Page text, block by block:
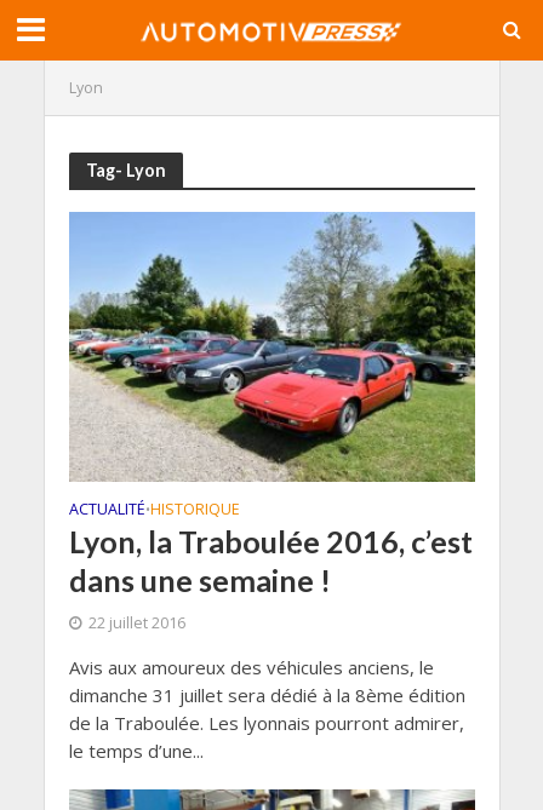
Lyon
Tag- Lyon
ACTUALITÉ•HISTORIQUE
Lyon, la Traboulée 2016, c’est
dans une semaine !
22 juillet 2016
Avis aux amoureux des véhicules anciens, le
dimanche 31 juillet sera dédié à la 8ème édition
de la Traboulée. Les lyonnais pourront admirer,
le temps d’une...